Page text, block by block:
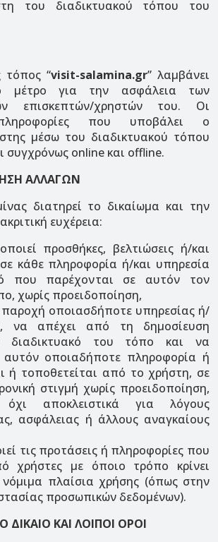
του διαδικτυακού τόπου του
τόπος “visit-salamina.gr” λαμβάνει
μέτρο για την ασφάλεια των
επισκεπτών/χρηστών του. Οι
που υποβάλει ο
μέσω του διαδικτυακού τόπου
συγχρόνως online και offline.
ΑΛΛΑΓΩΝ
διατηρεί το δικαίωμα και την
ευχέρεια:
προσθήκες, βελτιώσεις ή/και
κάθε πληροφορία ή/και υπηρεσία
που παρέχονται σε αυτόν τον
χωρίς προειδοποίηση,
οποιασδήποτε υπηρεσίας ή/
να απέχει από τη δημοσίευση
διαδικτυακό του τόπο και να
οποιαδήποτε πληροφορία ή
ή τοποθετείται από το χρήστη, σε
στιγμή χωρίς προειδοποίηση,
αποκλειστικά για λόγους
ασφάλειας ή άλλους αναγκαίους
τις προτάσεις ή πληροφορίες που
χρήστες με όποιο τρόπο κρίνει
πλαίσια χρήσης (όπως στην
προσωπικών δεδομένων).
ΚΑΙ ΛΟΙΠΟΙ ΟΡΟΙ